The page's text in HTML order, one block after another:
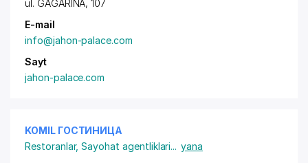
ul. GAGARINA, 107
E-mail
info@jahon-palace.com
Sayt
jahon-palace.com
KOMIL ГОСТИНИЦА
Restoranlar,Sayohat agentliklari... yana